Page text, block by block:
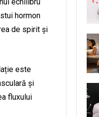
hormon
de spirit și
este
și
fluxului